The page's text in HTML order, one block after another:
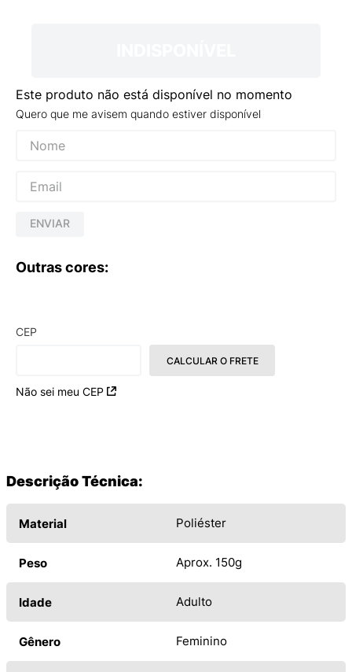
Este produto não está disponível no momento
Quero que me avisem quando estiver disponível
ENVIAR
Outras cores:
CEP
Não sei meu CEP
CALCULAR O FRETE
Descrição Técnica:
Material Poliéster
Peso Aprox. 150g
Idade Adulto
Gênero Feminino